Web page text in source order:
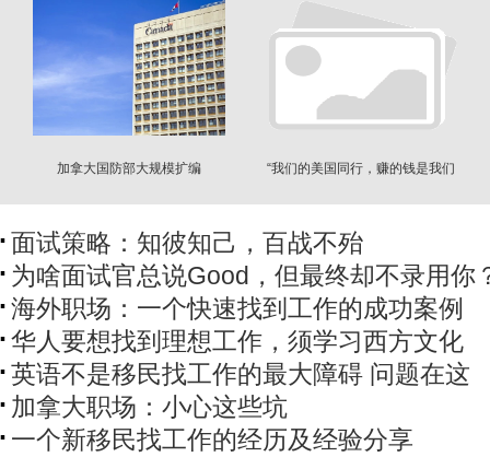
加拿大国防部大规模扩编
“我们的美国同行，赚的钱是我们
面试策略：知彼知己，百战不殆
为啥面试官总说Good，但最终却不录用你
海外职场：一个快速找到工作的成功案例
华人要想找到理想工作，须学习西方文化
英语不是移民找工作的最大障碍 问题在这
加拿大职场：小心这些坑
一个新移民找工作的经历及经验分享